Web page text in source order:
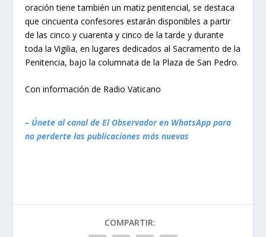
oración tiene también un matiz penitencial, se destaca
que cincuenta confesores estarán disponibles a partir
de las cinco y cuarenta y cinco de la tarde y durante
toda la Vigilia, en lugares dedicados al Sacramento de la
Penitencia, bajo la columnata de la Plaza de San Pedro.
Con información de Radio Vaticano
– Únete al canal de El Observador en WhatsApp para
no perderte las publicaciones más nuevas
COMPARTIR: